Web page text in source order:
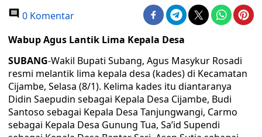
0 Komentar
Wabup Agus Lantik Lima Kepala Desa
SUBANG-Wakil Bupati Subang, Agus Masykur Rosadi
resmi melantik lima kepala desa (kades) di Kecamatan
Cijambe, Selasa (8/1). Kelima kades itu diantaranya
Didin Saepudin sebagai Kepala Desa Cijambe, Budi
Santoso sebagai Kepala Desa Tanjungwangi, Carmo
sebagai Kepala Desa Gunung Tua, Sa’id Supendi